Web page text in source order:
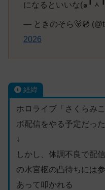
になるといいな(๑
— ときのそら🐻💿
2026
経緯
ホロライブ「さくらみ
ボ配信をやる予定だった
↓
しかし、体調不良で配
の水宮枢の凸待ちには
あって叩かれる